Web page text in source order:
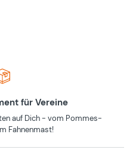
für Vereine
auf Dich - vom Pommes-
Fahnenmast!